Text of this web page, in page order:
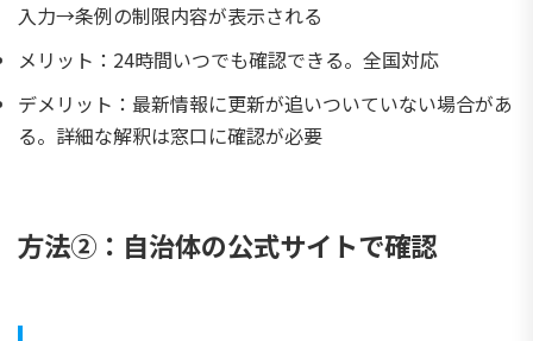
入力→条例の制限内容が表示される
メリット：24時間いつでも確認できる。全国対応
デメリット：最新情報に更新が追いついていない場合があ
る。詳細な解釈は窓口に確認が必要
方法②：自治体の公式サイトで確認